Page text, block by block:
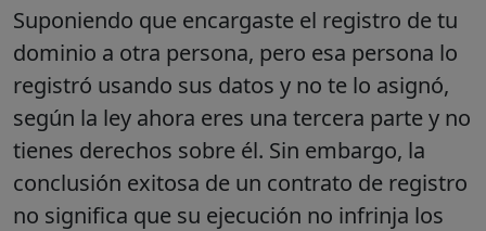
Suponiendo que encargaste el registro de tu
dominio a otra persona, pero esa persona lo
registró usando sus datos y no te lo asignó,
según la ley ahora eres una tercera parte y no
tienes derechos sobre él. Sin embargo, la
conclusión exitosa de un contrato de registro
no significa que su ejecución no infrinja los